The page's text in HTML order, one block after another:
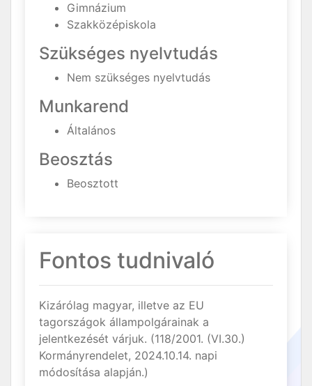
Gimnázium
Szakközépiskola
Szükséges nyelvtudás
Nem szükséges nyelvtudás
Munkarend
Általános
Beosztás
Beosztott
Fontos tudnivaló
Kizárólag magyar, illetve az EU
tagországok állampolgárainak a
jelentkezését várjuk. (118/2001. (VI.30.)
Kormányrendelet, 2024.10.14. napi
módosítása alapján.)